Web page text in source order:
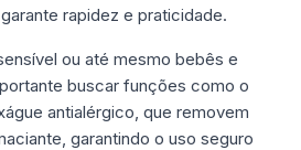
rapidez e praticidade.
ou até mesmo bebês e
buscar funções como o
antialérgico, que removem
garantindo o uso seguro